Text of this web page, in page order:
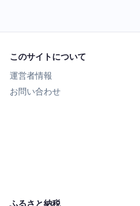
このサイトについて
運営者情報
お問い合わせ
ふるさと納税